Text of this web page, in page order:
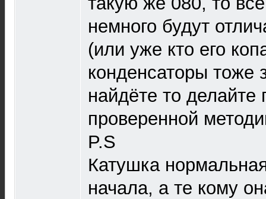
немного будут
(или уже кто его
конденсаторы тоже
найдёте то делайте
проверенной
P.S
Катушка
начала, а те кому